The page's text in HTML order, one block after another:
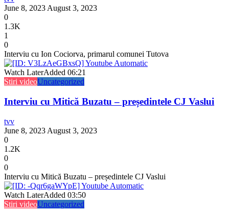
June 8, 2023 August 3, 2023
0
1.3K
1
0
Interviu cu Ion Cociorva, primarul comunei Tutova
Watch LaterAdded 06:21
Stiri videoUncategorized
Interviu cu Mitică Buzatu – președintele CJ Vaslui
tvv
June 8, 2023 August 3, 2023
0
1.2K
0
0
Interviu cu Mitică Buzatu – președintele CJ Vaslui
Watch LaterAdded 03:50
Stiri videoUncategorized